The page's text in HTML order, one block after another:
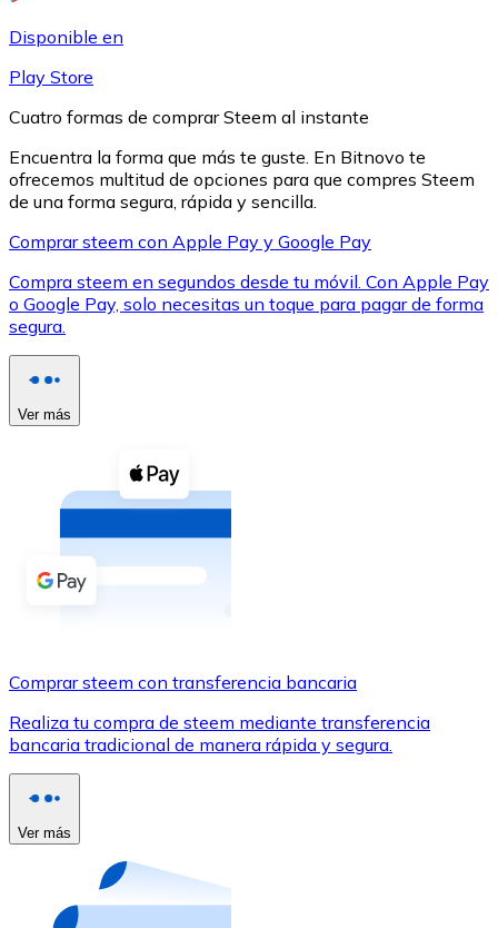
XRP
XRP
Ver todo
Compra criptomonedas con efectivo en tu tienda más
Comprar con efectivo
Transferencia SEPA
Utiliza tarjetas Visa y Mastercard para comprar
Comprar con tarjeta
Compra tarjetas regalo de tus marcas favoritas con
Disponible en
Play Store
Cuatro formas de comprar Steem al instante
Encuentra la forma que más te guste. En Bitnovo te
ofrecemos multitud de opciones para que compres Steem
de una forma segura, rápida y sencilla.
Comprar steem con Apple Pay y Google Pay
Compra steem en segundos desde tu móvil. Con Apple Pay
o Google Pay, solo necesitas un toque para pagar de forma
segura.
Ver más
Comprar steem con transferencia bancaria
Realiza tu compra de steem mediante transferencia
bancaria tradicional de manera rápida y segura.
Ver más